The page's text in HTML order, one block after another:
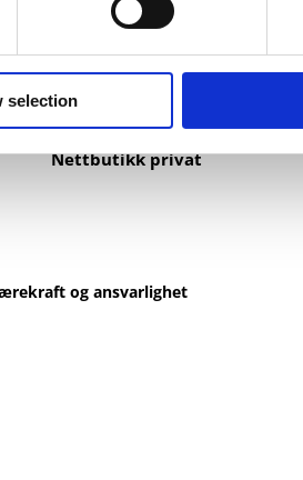
selection
Nettbutikk
Kataloger
Trykksaker
Klær
Nettbutikk privat
og ansvarlighet